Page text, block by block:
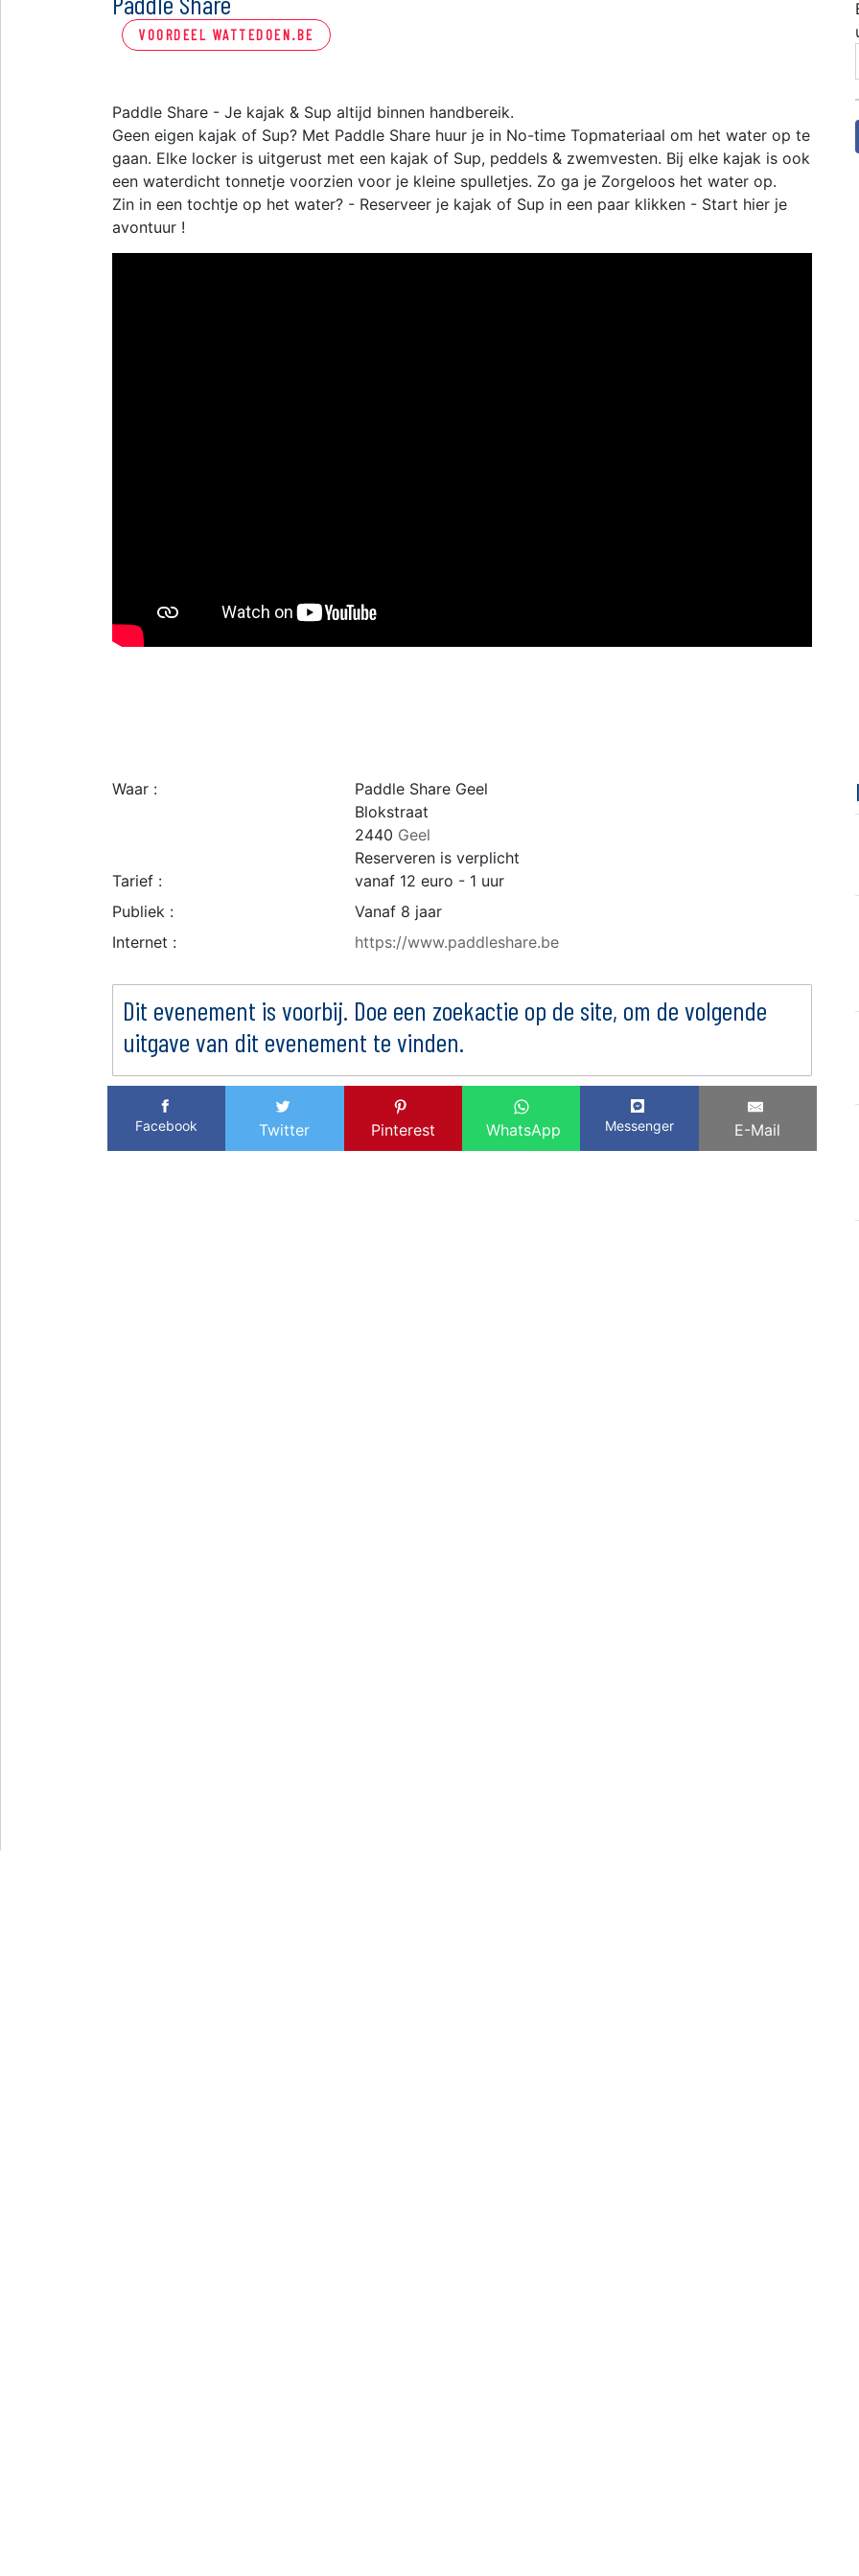
VOORDEEL WATTEDOEN.BE
Paddle Share - Je kajak & Sup altijd binnen handbereik.
Geen eigen kajak of Sup? Met Paddle Share huur je in No-time Topmateriaal om het water op te
gaan. Elke locker is uitgerust met een kajak of Sup, peddels & zwemvesten. Bij elke kajak is ook
een waterdicht tonnetje voorzien voor je kleine spulletjes. Zo ga je Zorgeloos het water op.
Zin in een tochtje op het water? - Reserveer je kajak of Sup in een paar klikken - Start hier je
avontuur !
Waar :
Paddle Share Geel
Blokstraat
2440 Geel
Reserveren is verplicht
Tarief :
vanaf 12 euro - 1 uur
Publiek :
Vanaf 8 jaar
Internet :
https://www.paddleshare.be
Dit evenement is voorbij. Doe een zoekactie op de site, om de volgende
uitgave van dit evenement te vinden.
Facebook Twitter Pinterest WhatsApp Messenger E-Mail